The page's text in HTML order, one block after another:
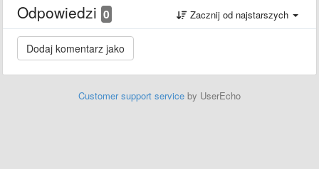
Odpowiedzi 0 Zacznij od najstarszych
Customer support service by UserEcho